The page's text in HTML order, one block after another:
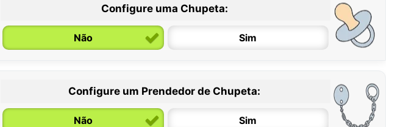
Configure uma Chupeta:
Não Sim
0 / 6 meses
Configure um Prendedor de Chupeta:
Não Sim